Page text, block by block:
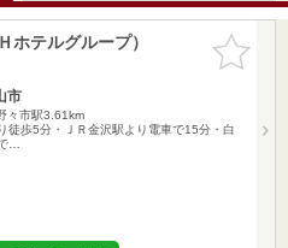
お気に入
りに追加
ホテルグループ）
市
々市駅3.61km
徒歩5分・ＪＲ金沢駅より電車で15分・白
…